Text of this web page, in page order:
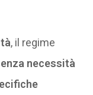
, il regime
necessità